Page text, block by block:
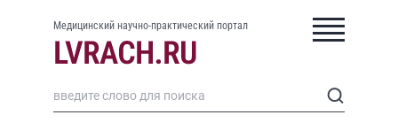
Медицинский научно-практический портал